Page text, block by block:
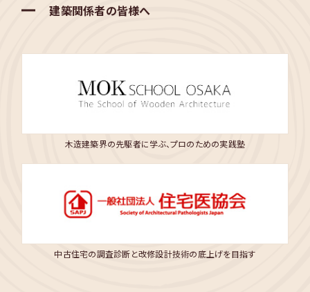
建築関係者の皆様へ
木造建築界の先駆者に学ぶ、プロのための実践塾
中古住宅の調査診断と改修設計技術の底上げを目指す